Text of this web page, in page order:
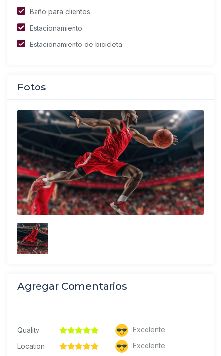
Baño para clientes
Estacionamiento
Estacionamiento de bicicleta
Fotos
Agregar Comentarios
Quality
Excelente
Location
Excelente